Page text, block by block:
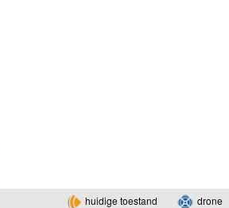
huidige toestand
drone